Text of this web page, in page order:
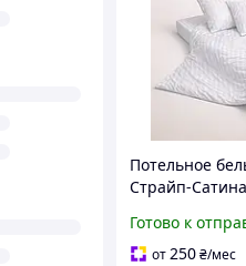
Потельное
Страйп-
белый
Готово к
от250₴/мес